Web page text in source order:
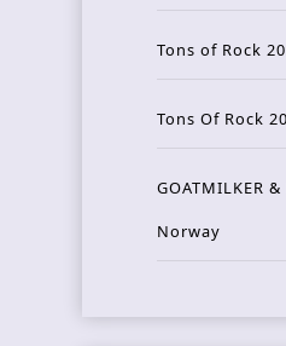
Tons of Rock
Tons Of Rock
GOATMILKER
Norway